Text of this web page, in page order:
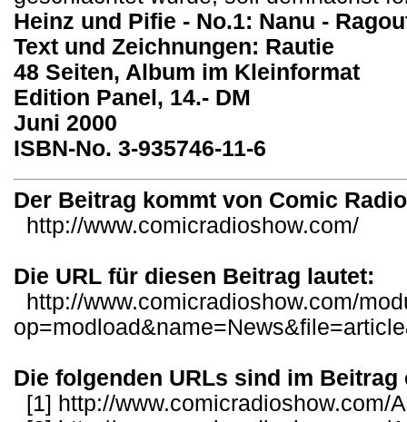
Heinz und Pifie - No.1: Nanu -
Text und Zeichnungen: Rautie
48 Seiten, Album im Kleinformat
Edition Panel, 14.- DM
Juni 2000
ISBN-No. 3-935746-11-6
Der Beitrag kommt von Comic
http://www.comicradioshow.com/
Die URL für diesen Beitrag lautet:
http://www.comicradioshow.com/
Die folgenden URLs sind im Beitrag
[1] http://www.comicradioshow.com/